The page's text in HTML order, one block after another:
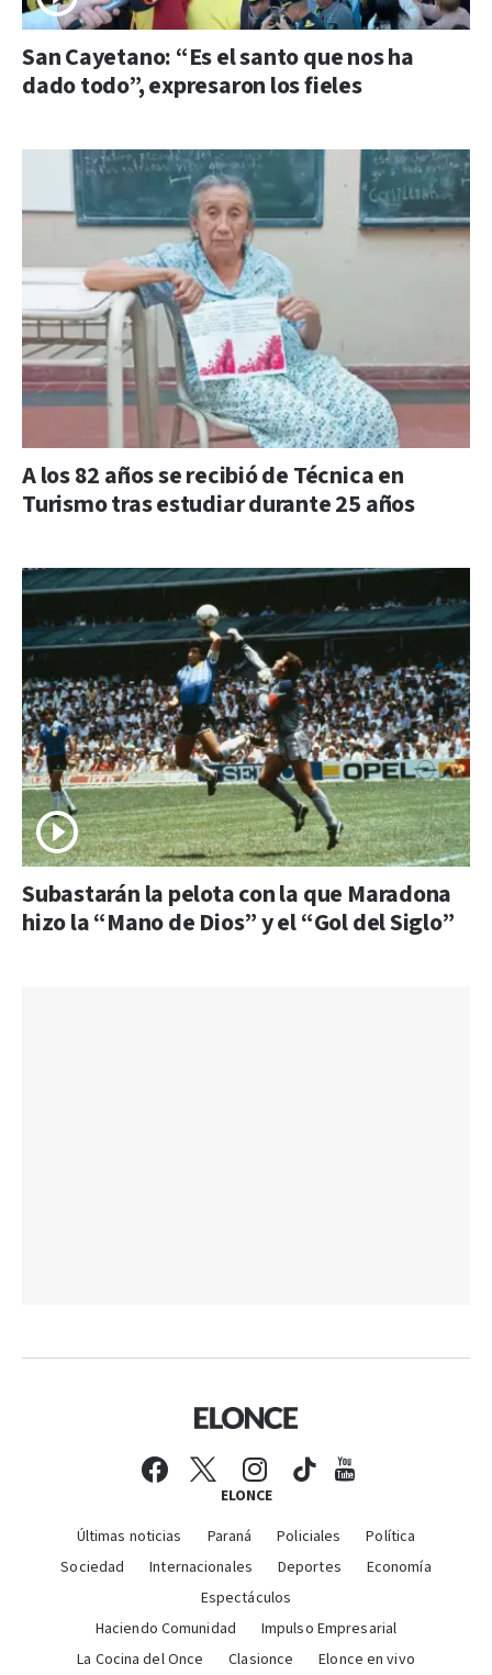
San Cayetano: “Es el santo que nos ha
dado todo”, expresaron los fieles
A los 82 años se recibió de Técnica en
Turismo tras estudiar durante 25 años
Subastarán la pelota con la que Maradona
hizo la “Mano de Dios” y el “Gol del Siglo”
ELONCE
Últimas noticias Paraná Policiales
Política
Sociedad
Internacionales Deportes
Economía
Espectáculos
Haciendo Comunidad
Impulso Empresarial
La Cocina del Once
Clasionce Elonce en vivo